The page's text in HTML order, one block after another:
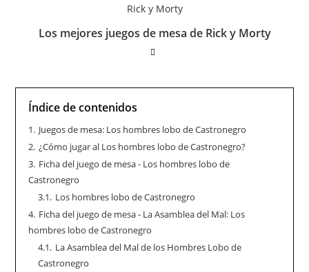
Los mejores juegos de mesa de Rick y Morty
Índice de contenidos
1. Juegos de mesa: Los hombres lobo de Castronegro
2. ¿Cómo jugar al Los hombres lobo de Castronegro?
3. Ficha del juego de mesa - Los hombres lobo de
Castronegro
3.1. Los hombres lobo de Castronegro
4. Ficha del juego de mesa - La Asamblea del Mal: Los
hombres lobo de Castronegro
4.1. La Asamblea del Mal de los Hombres Lobo de
Castronegro